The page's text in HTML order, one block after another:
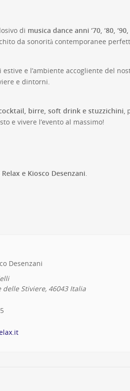
di musica dance anni ‘70, ‘80,
da sonorità contemporanee
estive e l’ambiente accogliente del
e dintorni.
birre, soft drink e stuzzichini,
e vivere l’evento al massimo!
Relax e Kiosco Desenzani.
Desenzani
delle Stiviere, 46043 Italia